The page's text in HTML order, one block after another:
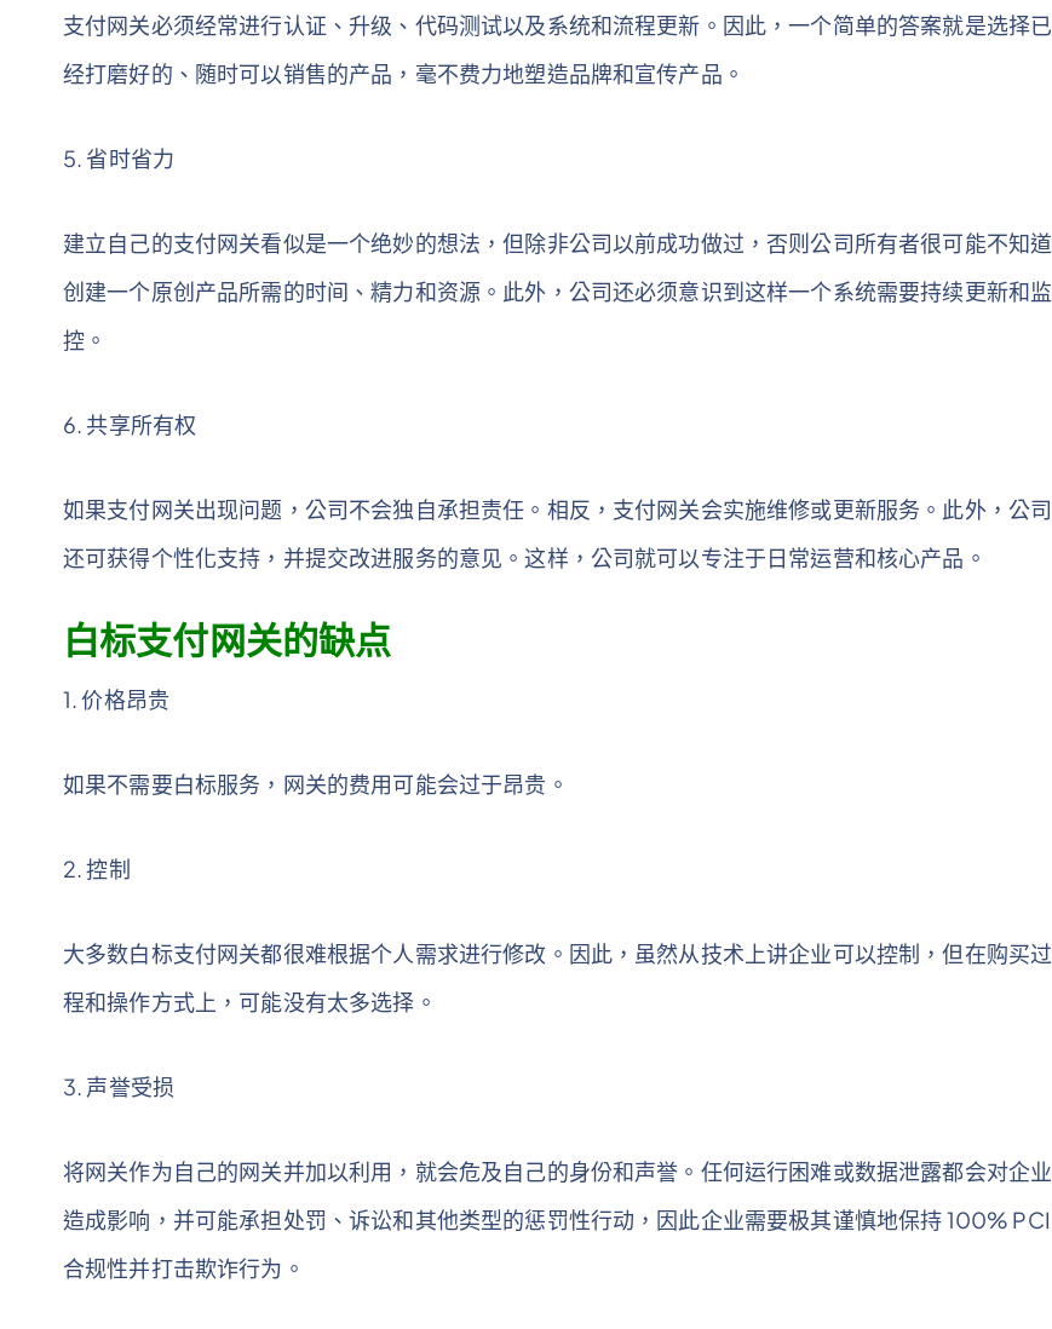
支付网关必须经常进行认证、升级、代码测试以及系统和流程更新。因此，一个简单的答案就是选择已
经打磨好的、随时可以销售的产品，毫不费力地塑造品牌和宣传产品。
5. 省时省力
建立自己的支付网关看似是一个绝妙的想法，但除非公司以前成功做过，否则公司所有者很可能不知道
创建一个原创产品所需的时间、精力和资源。此外，公司还必须意识到这样一个系统需要持续更新和监
控。
6. 共享所有权
如果支付网关出现问题，公司不会独自承担责任。相反，支付网关会实施维修或更新服务。此外，公司
还可获得个性化支持，并提交改进服务的意见。这样，公司就可以专注于日常运营和核心产品。
白标支付网关的缺点
1. 价格昂贵
如果不需要白标服务，网关的费用可能会过于昂贵。
2. 控制
大多数白标支付网关都很难根据个人需求进行修改。因此，虽然从技术上讲企业可以控制，但在购买过
程和操作方式上，可能没有太多选择。
3. 声誉受损
将网关作为自己的网关并加以利用，就会危及自己的身份和声誉。任何运行困难或数据泄露都会对企业
造成影响，并可能承担处罚、诉讼和其他类型的惩罚性行动，因此企业需要极其谨慎地保持 100% PCI
合规性并打击欺诈行为。